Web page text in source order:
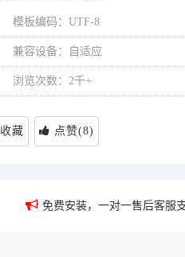
模板编码：UTF-8
兼容设备：自适应
浏览次数：2千+
收藏 点赞(8)
免费安装，一对一售后客服